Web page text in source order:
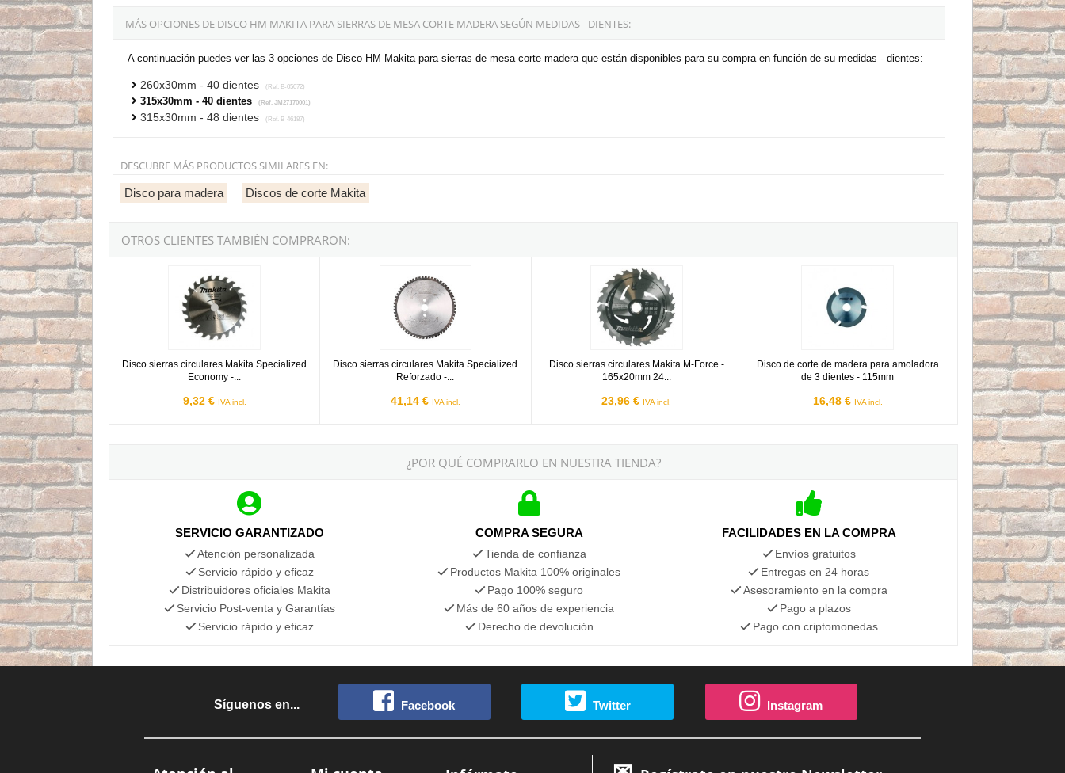
MÁS OPCIONES DE DISCO HM MAKITA PARA SIERRAS DE MESA CORTE MADERA SEGÚN MEDIDAS - DIENTES:
A continuación puedes ver las 3 opciones de Disco HM Makita para sierras de mesa corte madera que están disponibles para su compra en función de su medidas - dientes:
260x30mm - 40 dientes (Ref. B-05072)
315x30mm - 40 dientes (Ref. JM27170001)
315x30mm - 48 dientes (Ref. B-46187)
DESCUBRE MÁS PRODUCTOS SIMILARES EN:
Disco para madera Discos de corte Makita
OTROS CLIENTES TAMBIÉN COMPRARON:
Disco sierras circulares Makita Specialized
Economy -...
9,32 € IVA incl.
Disco sierras circulares Makita Specialized
Reforzado -...
41,14 € IVA incl.
Disco sierras circulares Makita Specialized Reforzado - 165x20mm 16 dientes
Disco sierras circulares Makita M-Force -
165x20mm 24...
23,96 € IVA incl.
Disco sierras circulares Makita M-Force - 165x20mm 24 dientes
Disco de corte de madera para amoladora
de 3 dientes - 115mm
16,48 € IVA incl.
Disco de corte de madera para amoladora de 3 dientes -
¿POR QUÉ COMPRARLO EN NUESTRA TIENDA?
SERVICIO GARANTIZADO
Atención personalizada
Servicio rápido y eficaz
Distribuidores oficiales Makita
Servicio Post-venta y Garantías
Servicio rápido y eficaz
COMPRA SEGURA
Tienda de confianza
Productos Makita 100% originales
Pago 100% seguro
Más de 60 años de experiencia
Derecho de devolución
FACILIDADES EN LA COMPRA
Envíos gratuitos
Entregas en 24 horas
Asesoramiento en la compra
Pago a plazos
Pago con criptomonedas
Síguenos en... Facebook Twitter Instagram